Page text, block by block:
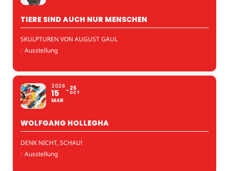
TIERE SIND AUCH NUR MENSCHEN
SKULPTUREN VON AUGUST GAUL
: Ausstellung
2026
15
MAR
25
OCT
WOLFGANG HOLLEGHA
DENK NICHT, SCHAU!
: Ausstellung